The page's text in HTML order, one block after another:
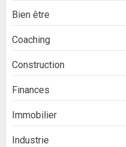
Bien être
Coaching
Construction
Finances
Immobilier
Industrie